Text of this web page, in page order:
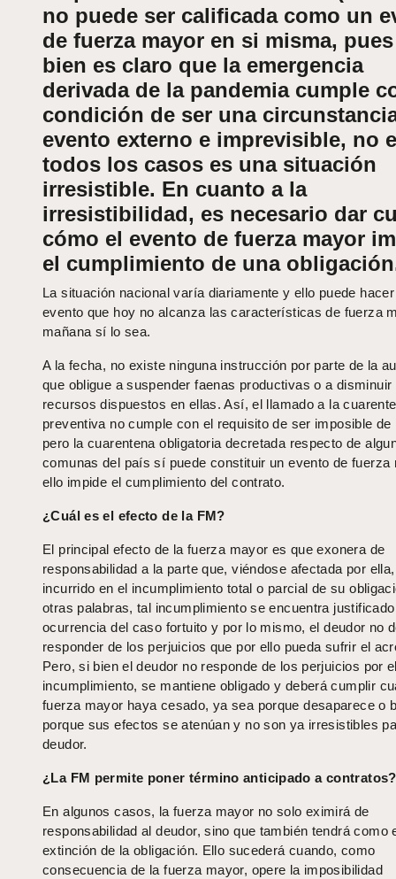
no puede ser calificada como un
de fuerza mayor en si misma,
bien es claro que la emergencia
derivada de la pandemia cumple
condición de ser una
evento externo e imprevisible, no
todos los casos es una situación
irresistible. En cuanto a la
irresistibilidad, es necesario dar
cómo el evento de fuerza mayor
el cumplimiento de una
La situación nacional varía diariamente y ello puede
evento que hoy no alcanza las características de fuerza
mañana sí lo sea.
A la fecha, no existe ninguna instrucción por parte de la
que obligue a suspender faenas productivas o a disminuir
recursos dispuestos en ellas. Así, el llamado a la
preventiva no cumple con el requisito de ser imposible de
pero la cuarentena obligatoria decretada respecto de
comunas del país sí puede constituir un evento de fuerza
ello impide el cumplimiento del contrato.
¿Cuál es el efecto de la FM?
El principal efecto de la fuerza mayor es que exonera de
responsabilidad a la parte que, viéndose afectada por
incurrido en el incumplimiento total o parcial de su
otras palabras, tal incumplimiento se encuentra
ocurrencia del caso fortuito y por lo mismo, el deudor no
responder de los perjuicios que por ello pueda sufrir el
Pero, si bien el deudor no responde de los perjuicios por
incumplimiento, se mantiene obligado y deberá cumplir
fuerza mayor haya cesado, ya sea porque desaparece o
porque sus efectos se atenúan y no son ya irresistibles
deudor.
¿La FM permite poner término anticipado a contratos?
En algunos casos, la fuerza mayor no solo eximirá de
responsabilidad al deudor, sino que también tendrá como
extinción de la obligación. Ello sucederá cuando, como
consecuencia de la fuerza mayor, opere la imposibilidad